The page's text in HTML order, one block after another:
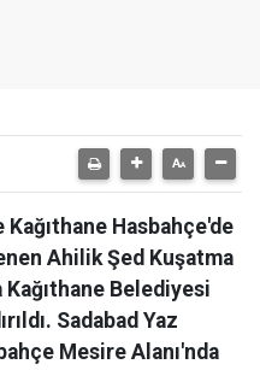
Hasbahçe'de
Ahilik Şed Kuşatma
Belediyesi
Sadabad Yaz
Mesire Alanı'nda